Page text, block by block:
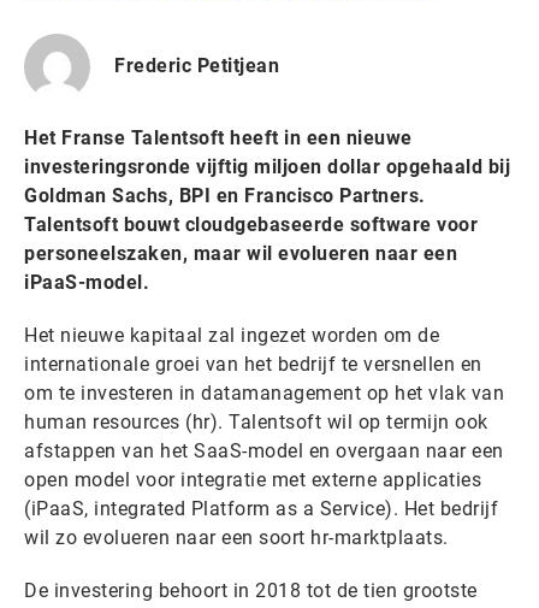
Frederic Petitjean
Het Franse Talentsoft heeft in een nieuwe
investeringsronde vijftig miljoen dollar opgehaald bij
Goldman Sachs, BPI en Francisco Partners.
Talentsoft bouwt cloudgebaseerde software voor
personeelszaken, maar wil evolueren naar een
iPaaS-model.
Het nieuwe kapitaal zal ingezet worden om de
internationale groei van het bedrijf te versnellen en
om te investeren in datamanagement op het vlak van
human resources (hr). Talentsoft wil op termijn ook
afstappen van het SaaS-model en overgaan naar een
open model voor integratie met externe applicaties
(iPaaS, integrated Platform as a Service). Het bedrijf
wil zo evolueren naar een soort hr-marktplaats.
De investering behoort in 2018 tot de tien grootste